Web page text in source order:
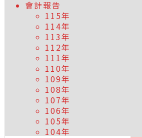
會計報告
115年
114年
113年
112年
111年
110年
109年
108年
107年
106年
105年
104年